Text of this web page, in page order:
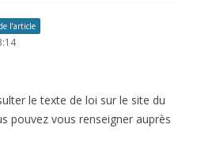
l’article
le texte de loi sur le site du
pouvez vous renseigner auprès